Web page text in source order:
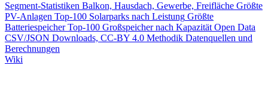
Segment-Statistiken Balkon, Hausdach, Gewerbe, Freifläche Größte
PV-Anlagen Top-100 Solarparks nach Leistung Größte
Batteriespeicher Top-100 Großspeicher nach Kapazität Open Data
CSV/JSON Downloads, CC-BY 4.0 Methodik Datenquellen und
Berechnungen
Wiki